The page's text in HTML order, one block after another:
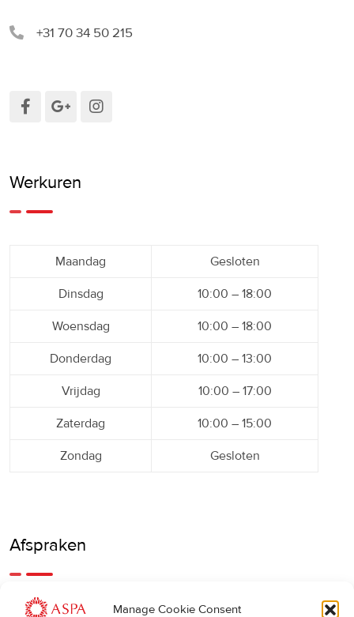
Manage Cookie Consent
+31 70 34 50 215
Werkuren
Maandag Gesloten
Dinsdag 10:00 – 18:00
Woensdag 10:00 – 18:00
Donderdag 10:00 – 13:00
Vrijdag 10:00 – 17:00
Zaterdag 10:00 – 15:00
Zondag Gesloten
Afspraken
Een eerdere of latere afspraak is ook mogelijk, bel ons